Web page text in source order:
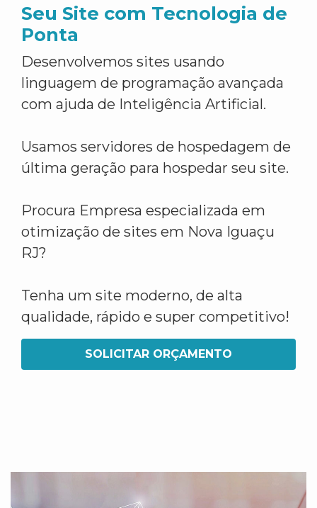
Seu Site com Tecnologia de
Ponta
Desenvolvemos sites usando
linguagem de programação avançada
com ajuda de Inteligência Artificial.
Usamos servidores de hospedagem de
última geração para hospedar seu site.
Procura Empresa especializada em
otimização de sites em Nova Iguaçu
RJ?
Tenha um site moderno, de alta
qualidade, rápido e super competitivo!
SOLICITAR ORÇAMENTO